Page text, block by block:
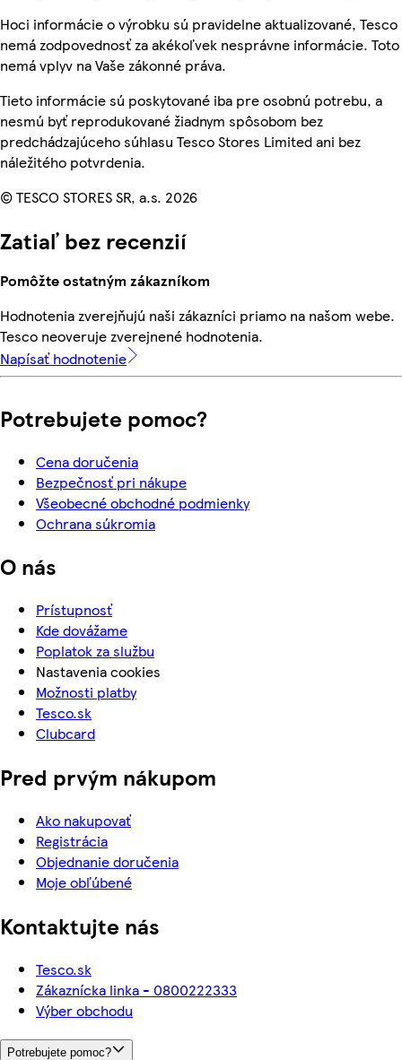
Hoci informácie o výrobku sú pravidelne aktualizované, Tesco
nemá zodpovednosť za akékoľvek nesprávne informácie. Toto
nemá vplyv na Vaše zákonné práva.
Tieto informácie sú poskytované iba pre osobnú potrebu, a
nesmú byť reprodukované žiadnym spôsobom bez
predchádzajúceho súhlasu Tesco Stores Limited ani bez
náležitého potvrdenia.
© TESCO STORES SR, a.s. 2026
Zatiaľ bez recenzií
Pomôžte ostatným zákazníkom
Hodnotenia zverejňujú naši zákazníci priamo na našom webe.
Tesco neoveruje zverejnené hodnotenia.
Napísať hodnotenie
Potrebujete pomoc?
Cena doručenia
Bezpečnosť pri nákupe
Všeobecné obchodné podmienky
Ochrana súkromia
O nás
Prístupnosť
Kde dovážame
Poplatok za službu
Nastavenia cookies
Možnosti platby
Tesco.sk
Clubcard
Pred prvým nákupom
Ako nakupovať
Registrácia
Objednanie doručenia
Moje obľúbené
Kontaktujte nás
Tesco.sk
Zákaznícka linka - 0800222333
Výber obchodu
Potrebujete pomoc?